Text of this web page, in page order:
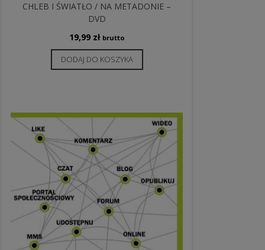
CHLEB I ŚWIATŁO / NA METADONIE –
DVD
19,99 zł brutto
DODAJ DO KOSZYKA